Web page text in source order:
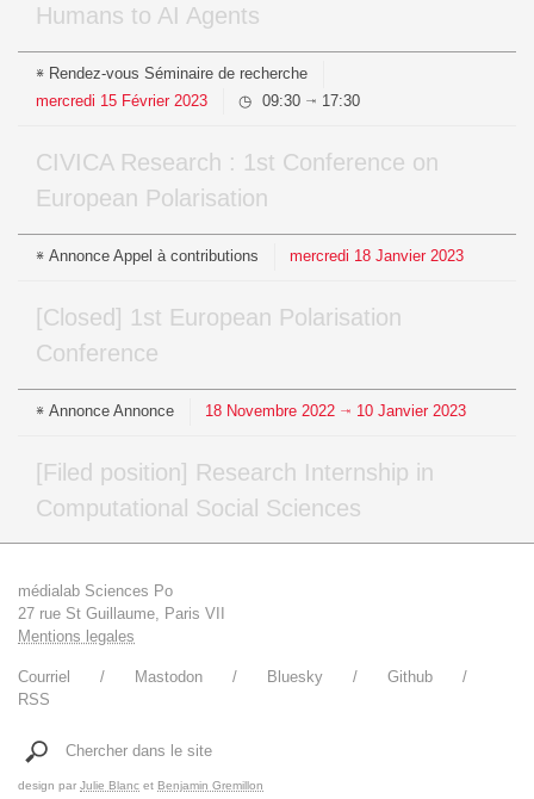
Humans to AI Agents
Rendez-vous Séminaire de recherche
mercredi 15 Février 2023 09:30 ⇥ 17:30
CIVICA Research : 1st Conference on
European Polarisation
Annonce Appel à contributions mercredi 18 Janvier 2023
[Closed] 1st European Polarisation
Conference
Annonce Annonce 18 Novembre 2022 ⇥ 10 Janvier 2023
[Filed position] Research Internship in
Computational Social Sciences
médialab Sciences Po
27 rue St Guillaume, Paris VII
Mentions legales
Courriel Mastodon Bluesky
Github
RSS
Chercher dans le site
design par Julie Blanc et Benjamin Gremillon